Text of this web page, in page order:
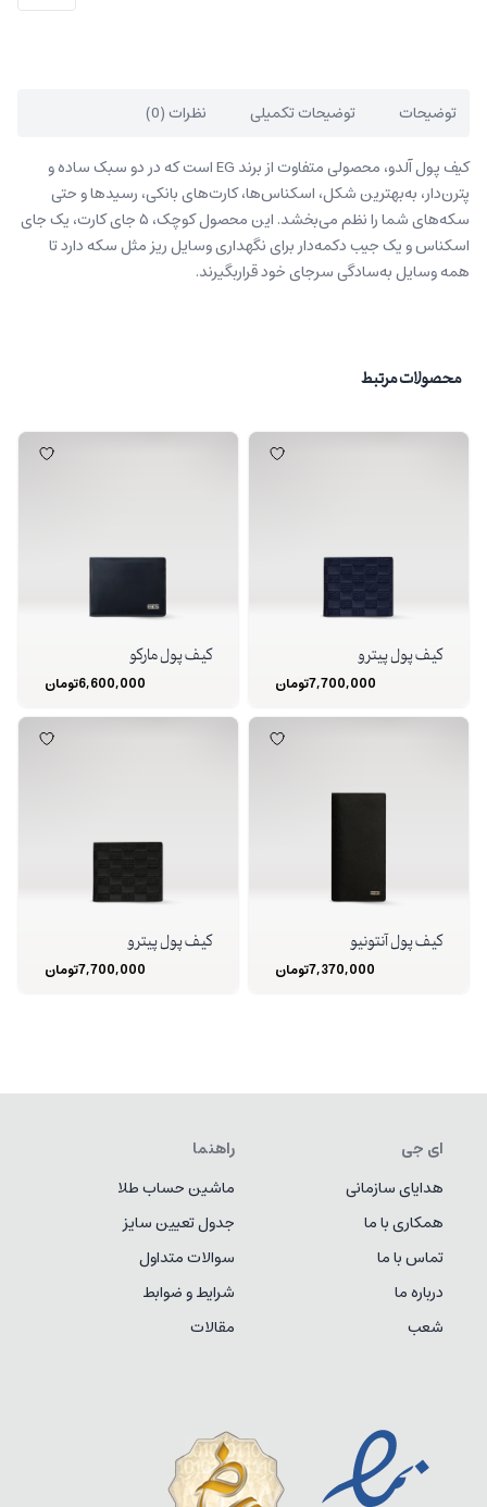
توضیحات توضیحات تکمیلی نظرات (0)
کیف پول آلدو، محصولی متفاوت از برند EG است که در دو سبک ساده و
پترن‌دار، به‌بهترین شکل، اسکناس‌ها، کارت‌های بانکی، رسیدها و حتی
سکه‌های شما را نظم می‌بخشد. این محصول کوچک، ۵ جای کارت، یک جای
اسکناس و یک جیب دکمه‌دار برای نگهداری وسایل ریز مثل سکه دارد تا
همه وسایل به‌سادگی سرجای خود قراربگیرند.
محصولات مرتبط
کیف پول پیترو
7,700,000تومان
کیف پول مارکو
6,600,000تومان
کیف پول آنتونیو
7,370,000تومان
کیف پول پیترو
7,700,000تومان
ای جی
هدایای سازمانی
همکاری با ما
تماس با ما
درباره ما
شعب
راهنما
ماشین حساب طلا
جدول تعیین سایز
سوالات متداول
شرایط و ضوابط
مقالات